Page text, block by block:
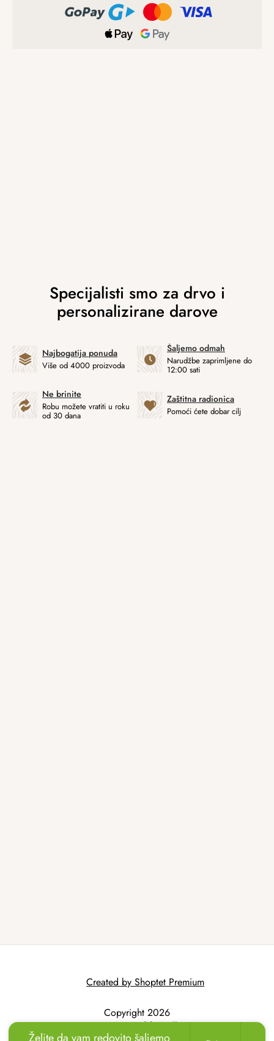
Najbogatija ponuda
Više od 4000 proizvoda
Šaljemo odmah
Narudžbe zaprimljene do
12:00 sati
Ne brinite
Robu možete vratiti u roku
od 30 dana
Zaštitna radionica
Pomoći ćete dobar cilj
Created by Shoptet Premium
Copyright 2026
AtmoWood.hr. All